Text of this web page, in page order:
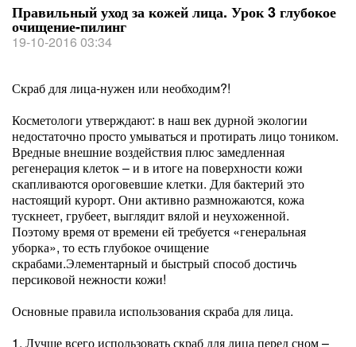
Правильный уход за кожей лица. Урок 3 глубокое
очищение-пилинг
19-10-2016 03:34
Скраб для лица-нужен или необходим?!
Косметологи утверждают: в наш век дурной экологии
недостаточно просто умываться и протирать лицо тоником.
Вредные внешние воздействия плюс замедленная
регенерация клеток – и в итоге на поверхности кожи
скапливаются ороговевшие клетки. Для бактерий это
настоящий курорт. Они активно размножаются, кожа
тускнеет, грубеет, выглядит вялой и неухоженной.
Поэтому время от времени ей требуется «генеральная
уборка», то есть глубокое очищение
скрабами.Элементарный и быстрый способ достичь
персиковой нежности кожи!
Основные правила использования скраба для лица.
1. Лучше всего использовать скраб для лица перед сном –